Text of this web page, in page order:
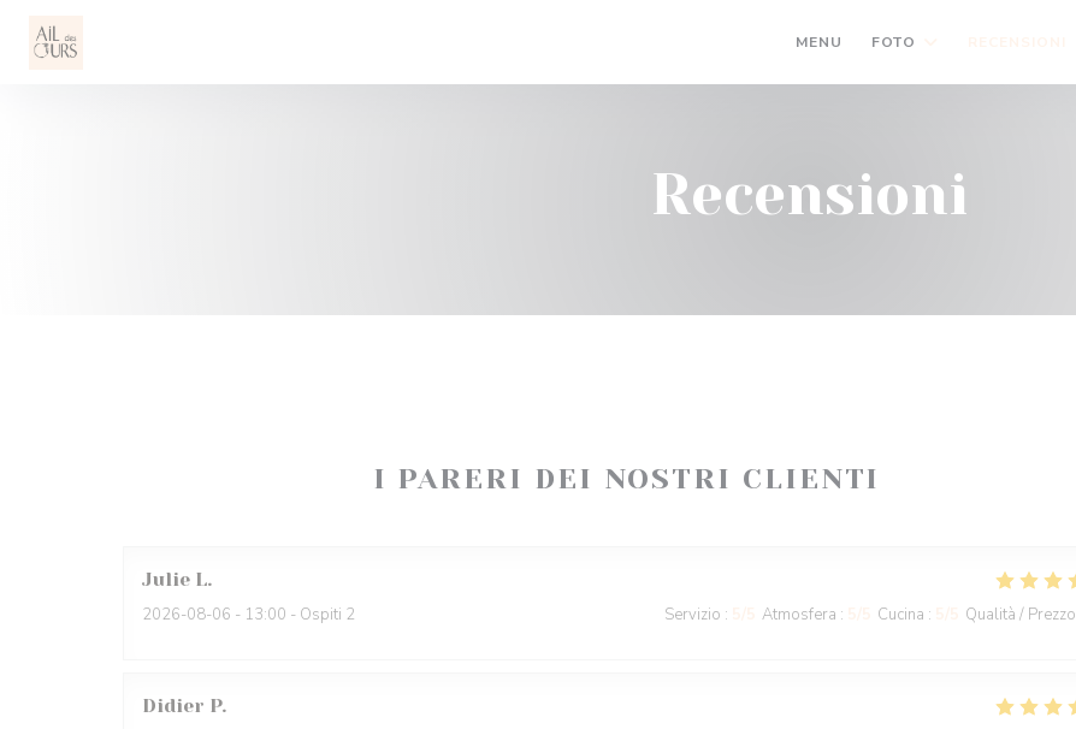
MENU FOTO
Recensioni
I PARERI DEI NOSTRI CLIENTI
Julie L
2026-08-06 - 13:00 - Ospiti 2 Servizio : Atmosfera : Cucina : Qualità / Prezzo
Didier P